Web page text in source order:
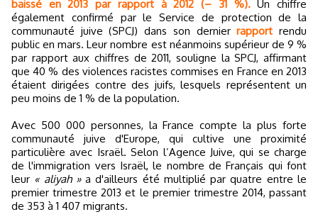
baissé en 2013 par rapport à 2012 (– 31 %).Un chiffre
également confirmé par le Service de protection de la
communauté juive (SPCJ) dans son dernierrapport rendu
public en mars. Leur nombre est néanmoins supérieur de 9 %
par rapport aux chiffres de 2011, souligne la SPCJ, affirmant
que 40 % des violences racistes commises en France en 2013
étaient dirigées contre des juifs, lesquels représentent un
peu moins de 1 % de la population.
Avec 500 000 personnes, la France compte la plus forte
communauté juive d'Europe, qui cultive une proximité
particulière avec Israël. Selon l’Agence Juive, qui se charge
de l'immigration vers Israël, le nombre de Français qui font
leur « aliyah »a d'ailleurs été multiplié par quatre entre le
premier trimestre 2013 et le premier trimestre 2014, passant
de 353 à 1 407 migrants.